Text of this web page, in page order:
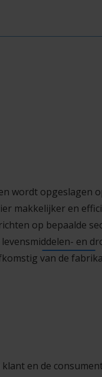
wordt opgeslagen
makkelijker en
op bepaalde
levensmiddelen- en
van de
en de